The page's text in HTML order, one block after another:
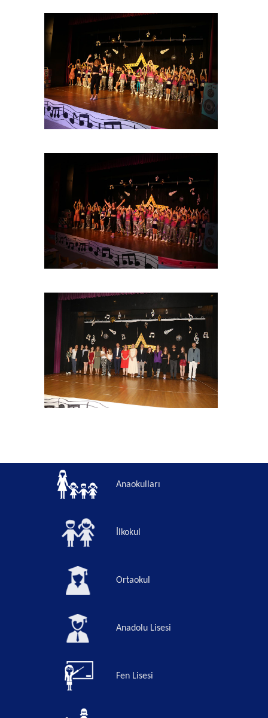
Anaokulları
İlkokul
Ortaokul
Anadolu Lisesi
Fen Lisesi